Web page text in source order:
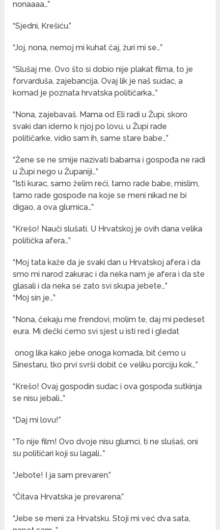
nonaaaa…”
“Sjedni, Krešiću.”
“Joj, nona, nemoj mi kuhat čaj, žuri mi se…”
“Slušaj me. Ovo što si dobio nije plakat filma, to je
forvarduša, zajebancija. Ovaj lik je naš sudac, a
komad je poznata hrvatska političarka…”
“Nona, zajebavaš. Mama od Eli radi u Župi, skoro
svaki dan idemo k njoj po lovu, u Župi rade
političarke, vidio sam ih, same stare babe…”
“Žene se ne smije nazivati babama i gospođa ne radi
u Župi nego u Županiji…”
“Isti kurac, samo želim reći, tamo rade babe, mislim,
tamo rade gospođe na koje se meni nikad ne bi
digao, a ova glumica…”
“Krešo! Nauči slušati. U Hrvatskoj je ovih dana velika
politička afera…”
“Moj tata kaže da je svaki dan u Hrvatskoj afera i da
smo mi narod zakurac i da neka nam je afera i da ste
glasali i da neka se zato svi skupa jebete…”
“Moj sin je…”
“Nona, čekaju me frendovi, molim te, daj mi pedeset
eura. Mi dečki ćemo svi sjest u isti red i gledat
onog lika kako jebe onoga komada, bit ćemo u
Sinestaru, tko prvi svrši dobit će veliku porciju kok…”
“Krešo! Ovaj gospodin sudac i ova gospođa sutkinja
se nisu jebali…”
“Daj mi lovu!”
“To nije film! Ovo dvoje nisu glumci, ti ne slušaš, oni
su političari koji su lagali…”
“Jebote! I ja sam prevaren.”
“Čitava Hrvatska je prevarena.”
“Jebe se meni za Hrvatsku. Stoji mi već dva sata,